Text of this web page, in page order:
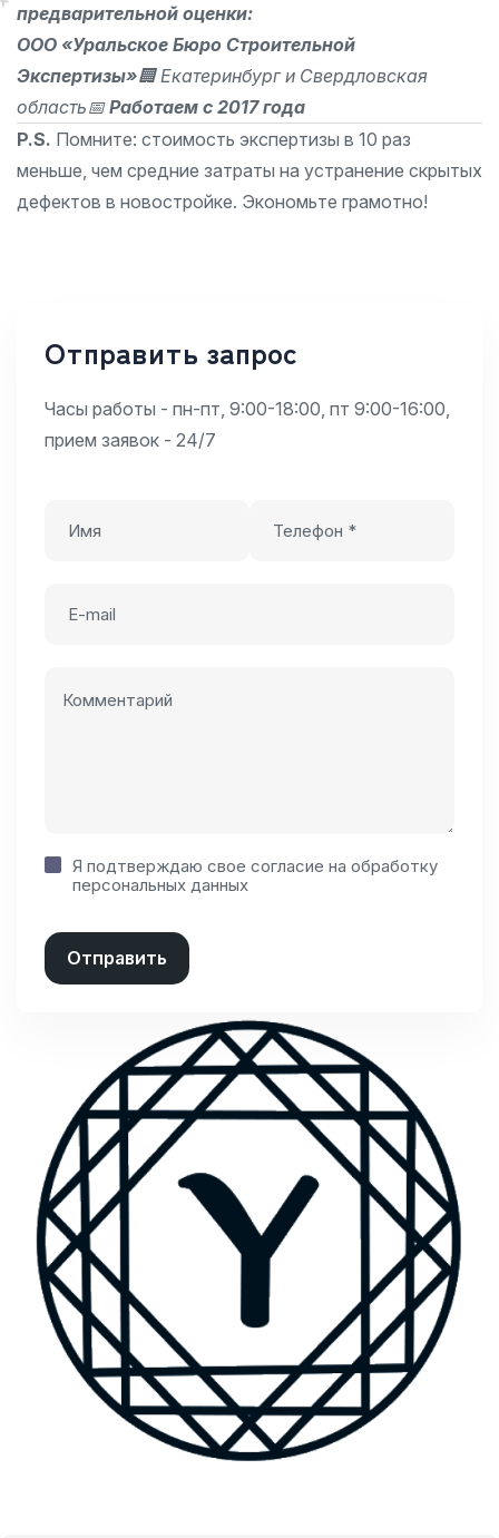
предварительной оценки:
ООО «Уральское Бюро Строительной
Экспертизы»🏢 Екатеринбург и Свердловская
область📅Работаем с 2017 года
P.S. Помните: стоимость экспертизы в 10 раз
меньше, чем средние затраты на устранение скрытых
дефектов в новостройке. Экономьте грамотно!
Отправить запрос
Часы работы - пн-пт, 9:00-18:00, пт 9:00-16:00,
прием заявок - 24/7
Я подтверждаю свое согласие на обработку
персональных данных
Отправить